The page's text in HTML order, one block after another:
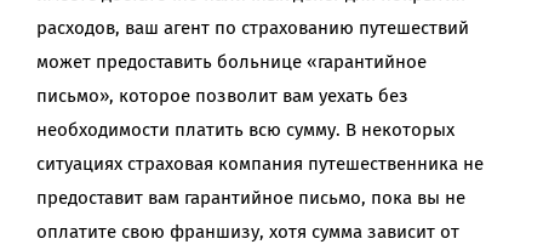
расходов, ваш агент по страхованию путешествий
может предоставить больнице «гарантийное
письмо», которое позволит вам уехать без
необходимости платить всю сумму. В некоторых
ситуациях страховая компания путешественника не
предоставит вам гарантийное письмо, пока вы не
оплатите свою франшизу, хотя сумма зависит от